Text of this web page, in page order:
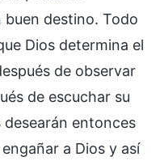
buen destino. Todo
Dios determina el
de observar
de escuchar su
desearán entonces
a Dios y así